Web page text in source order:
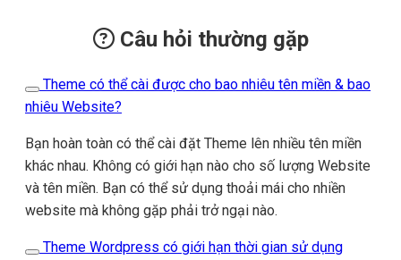
Câu hỏi thường gặp
Theme có thể cài được cho bao nhiêu tên miền & bao
nhiêu Website?
Bạn hoàn toàn có thể cài đặt Theme lên nhiều tên miền
khác nhau. Không có giới hạn nào cho số lượng Website
và tên miền. Bạn có thể sử dụng thoải mái cho nhiền
website mà không gặp phải trở ngại nào.
Theme Wordpress có giới hạn thời gian sử dụng